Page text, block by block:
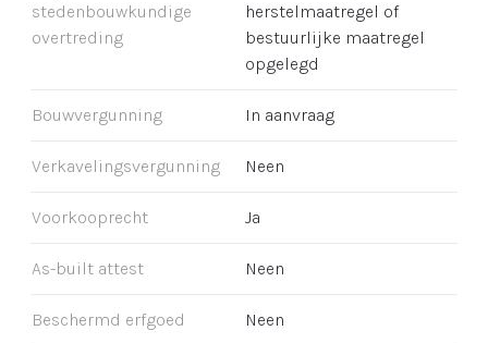
stedenbouwkundige
overtreding
herstelmaatregel of
bestuurlijke maatregel
opgelegd
Bouwvergunning In aanvraag
Verkavelingsvergunning Neen
Voorkooprecht Ja
As-built attest Neen
Beschermd erfgoed Neen